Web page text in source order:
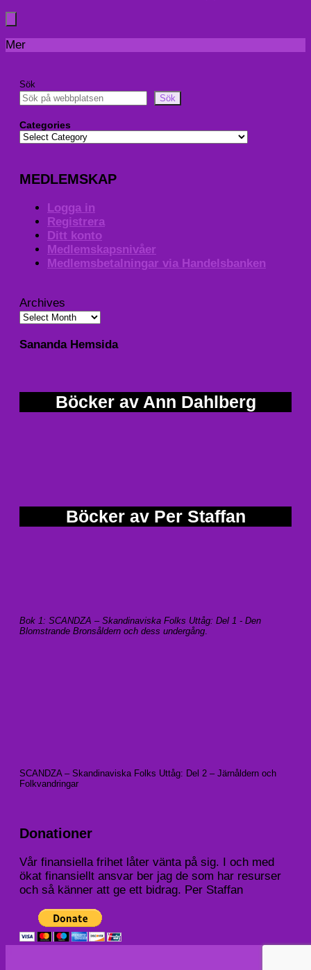
Mer
Sök
Sök
Categories
MEDLEMSKAP
Logga in
Registrera
Ditt konto
Medlemskapsnivåer
Medlemsbetalningar via Handelsbanken
Archives
Sananda Hemsida
Böcker av Ann Dahlberg
Böcker av Per Staffan
Bok 1: SCANDZA – Skandinaviska Folks Uttåg: Del 1 - Den
Blomstrande Bronsåldern och dess undergång.
SCANDZA – Skandinaviska Folks Uttåg: Del 2 – Järnåldern och
Folkvandringar
Donationer
Vår finansiella frihet låter vänta på sig. I och med
ökat finansiellt ansvar ber jag de som har resurser
och så känner att ge ett bidrag. Per Staffan